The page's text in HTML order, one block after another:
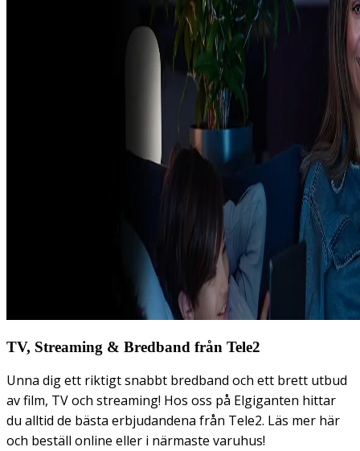
TV, Streaming & Bredband från Tele2
Unna dig ett riktigt snabbt bredband och ett brett utbud
av film, TV och streaming! Hos oss på Elgiganten hittar
du alltid de bästa erbjudandena från Tele2. Läs mer här
och beställ online eller i närmaste varuhus!